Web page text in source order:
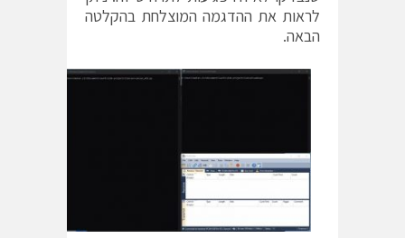
לראות את ההדגמה המוצלחת בהקלטה
הבאה.